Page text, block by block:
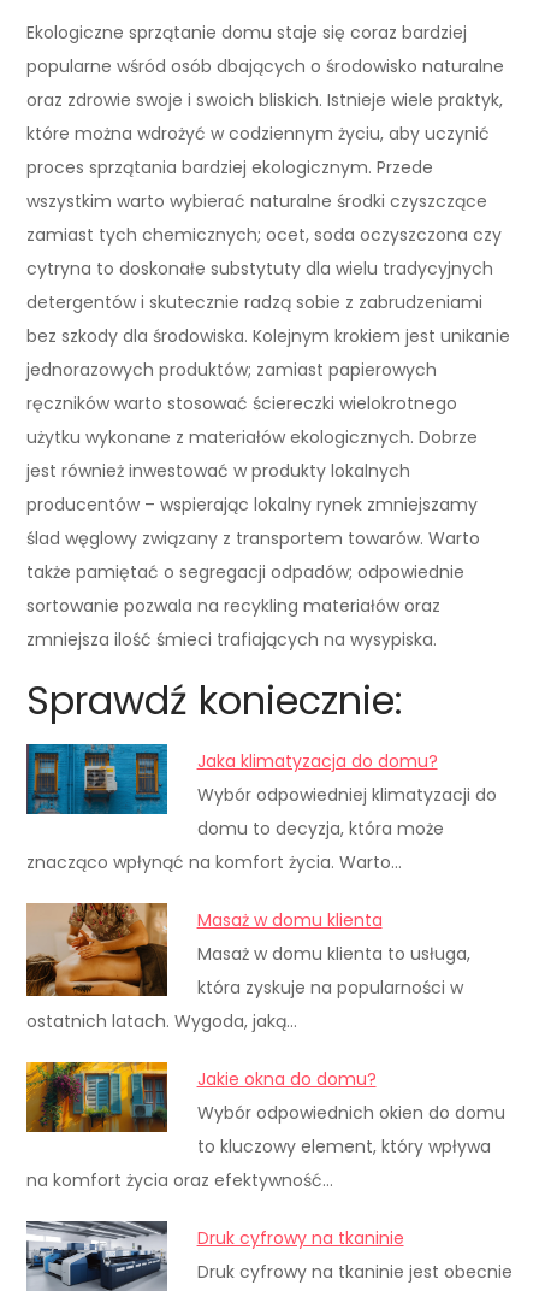
Ekologiczne sprzątanie domu staje się coraz bardziej
popularne wśród osób dbających o środowisko naturalne
oraz zdrowie swoje i swoich bliskich. Istnieje wiele praktyk,
które można wdrożyć w codziennym życiu, aby uczynić
proces sprzątania bardziej ekologicznym. Przede
wszystkim warto wybierać naturalne środki czyszczące
zamiast tych chemicznych; ocet, soda oczyszczona czy
cytryna to doskonałe substytuty dla wielu tradycyjnych
detergentów i skutecznie radzą sobie z zabrudzeniami
bez szkody dla środowiska. Kolejnym krokiem jest unikanie
jednorazowych produktów; zamiast papierowych
ręczników warto stosować ściereczki wielokrotnego
użytku wykonane z materiałów ekologicznych. Dobrze
jest również inwestować w produkty lokalnych
producentów – wspierając lokalny rynek zmniejszamy
ślad węglowy związany z transportem towarów. Warto
także pamiętać o segregacji odpadów; odpowiednie
sortowanie pozwala na recykling materiałów oraz
zmniejsza ilość śmieci trafiających na wysypiska.
Sprawdź koniecznie:
Jaka klimatyzacja do domu?
Wybór odpowiedniej klimatyzacji do
domu to decyzja, która może
znacząco wpłynąć na komfort życia. Warto…
Masaż w domu klienta
Masaż w domu klienta to usługa,
która zyskuje na popularności w
ostatnich latach. Wygoda, jaką…
Jakie okna do domu?
Wybór odpowiednich okien do domu
to kluczowy element, który wpływa
na komfort życia oraz efektywność…
Druk cyfrowy na tkaninie
Druk cyfrowy na tkaninie jest obecnie